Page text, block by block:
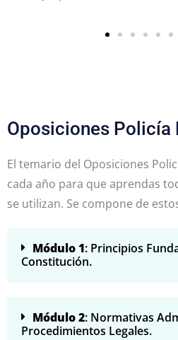
Oposiciones Policía
El temario del Oposiciones
cada año para que aprendas
se utilizan. Se compone de
Módulo 1: Principios
Constitución.
Módulo 2: Normativas
Procedimientos Legales.